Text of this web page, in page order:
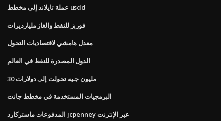
عملة تايلاند إلى مخطط usdd
فوربز للنفط والغاز مليارديرات
معدل هامشي لاقتصاديات التحول
الدول المصدرة للنفط في العالم
30 مليون جنيه تحولت إلى دولارات
البرمجيات المستخدمة في مخطط جانت
المدفوعات ماستركارد jcpenney عبر الإنترنت